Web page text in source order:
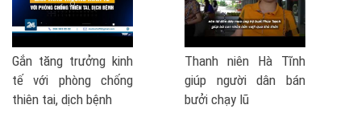
Tĩnh
bán
Phó Thủ tướng nói về
đề xuất thành lập Bộ
Phòng chống thiên tai
Cách phòng
- lũ lụt